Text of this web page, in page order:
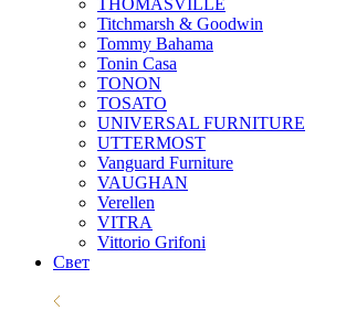
THOMASVILLE
Titchmarsh & Goodwin
Tommy Bahama
Tonin Casa
TONON
TOSATO
UNIVERSAL FURNITURE
UTTERMOST
Vanguard Furniture
VAUGHAN
Verellen
VITRA
Vittorio Grifoni
Свет